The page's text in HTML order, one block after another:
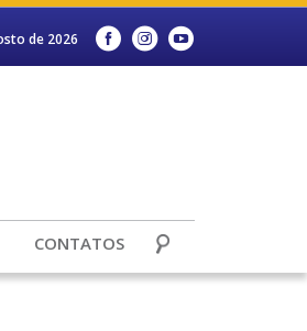
de 2026
CONTATOS